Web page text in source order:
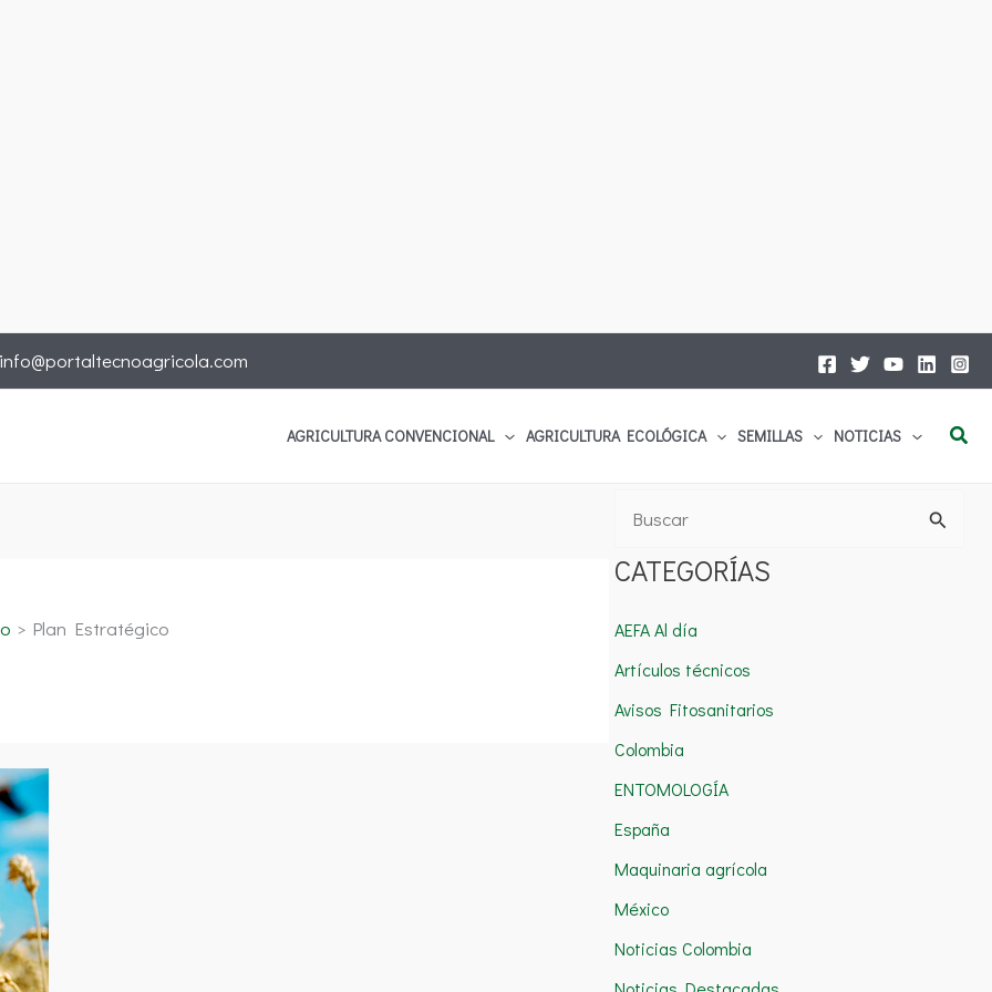
info@portaltecnoagricola.com
AGRICULTURA CONVENCIONAL AGRICULTURA ECOLÓGICA SEMILLAS NOTICIAS
Plan Estratégico
u
c
a
r
:
CATEGORÍAS
AEFA Al día
Artículos técnicos
Avisos Fitosanitarios
Colombia
ENTOMOLOGÍA
España
Maquinaria agrícola
México
Noticias Colombia